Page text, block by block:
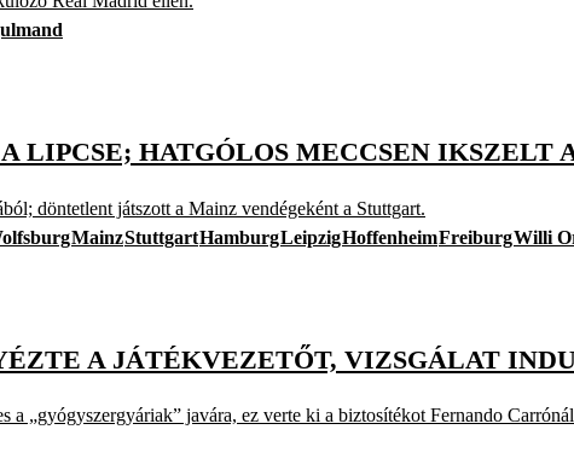
LIPCSE; HATGÓLOS MECCSEN IKSZELT
döntetlent játszott a Mainz vendégeként a Stuttgart.
MainzStuttgartHamburgLeipzigHoffenheimFreiburgWilli
A JÁTÉKVEZETŐT, VIZSGÁLAT
„gyógyszergyáriak” javára, ez verte ki a biztosítékot Fernando